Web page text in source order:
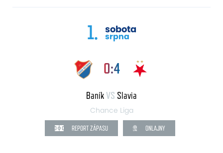
1. sobota
srpna
0:4
BaníkVS Slavia
Chance Liga
REPORT ZÁPASU ONLAJNY